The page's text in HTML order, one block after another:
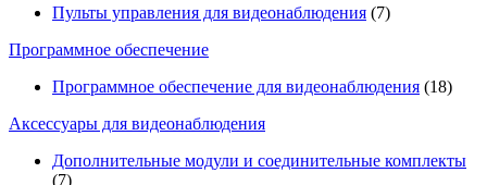
Пульты управления для видеонаблюдения (7)
Программное обеспечение
Программное обеспечение для видеонаблюдения (18)
Аксессуары для видеонаблюдения
Дополнительные модули и соединительные комплекты
(7)